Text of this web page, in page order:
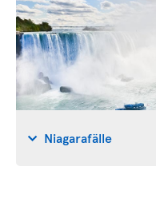
Niagarafälle